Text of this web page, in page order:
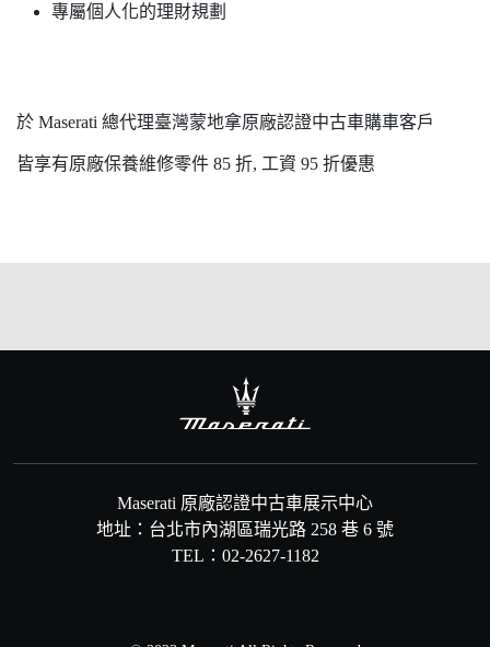
專屬個人化的理財規劃
於 Maserati 總代理臺灣蒙地拿原廠認證中古車購車客戶
皆享有原廠保養維修零件 85 折, 工資 95 折優惠
Maserati 原廠認證中古車展示中心
地址：台北市內湖區瑞光路 258 巷 6 號
TEL：02-2627-1182